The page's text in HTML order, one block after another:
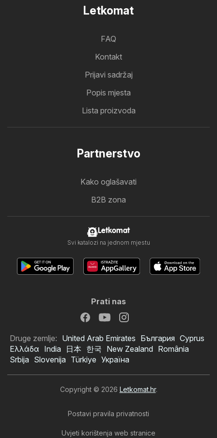
Letkomat
FAQ
Kontakt
Prijavi sadržaj
Popis mjesta
Lista proizvoda
Partnerstvo
Kako oglašavati
B2B zona
Letkomat
Svi katalozi na jednom mjestu
Prati nas
Druge zemlje: United Arab Emirates България Cyprus
Ελλάδα India 日本 한국 New Zealand România
Srbija Slovenija Türkiye Україна
Copyright © 2026 Letkomat.hr.
Postavi pravila privatnosti
Uvjeti korištenja web stranice